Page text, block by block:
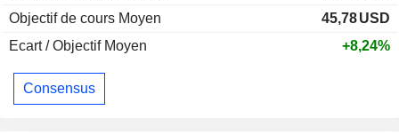
Objectif de cours Moyen
45,78USD
Ecart / Objectif Moyen
+8,24%
Consensus